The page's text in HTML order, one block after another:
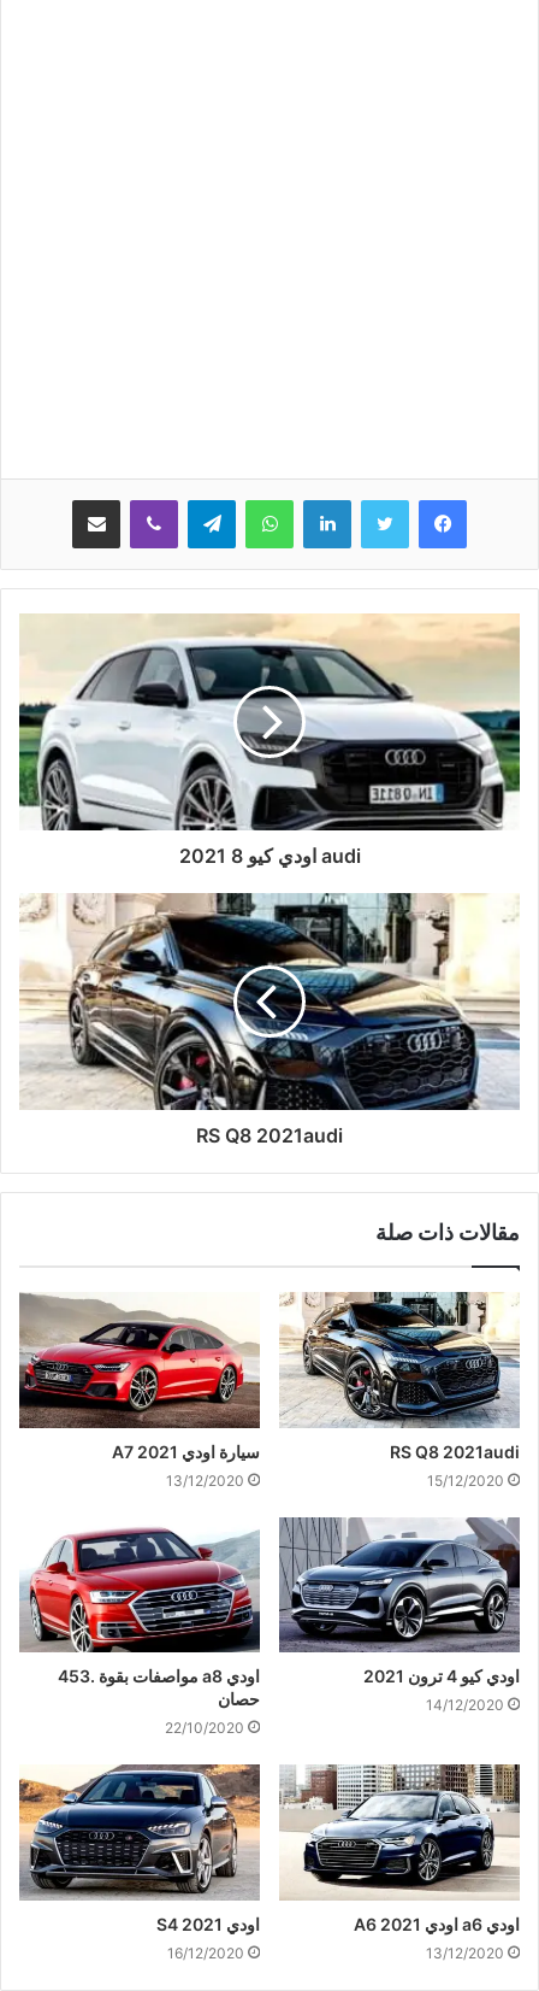
لينكدإن واتساب تيلقرام ڤايبر مشاركة عبر البريد
audi اودي كيو 8 2021
RS Q8 2021audi
مقالات ذات صلة
RS Q8 2021audi
15/12/2020
سيارة اودي A7 2021
13/12/2020
اودي كيو 4 ترون 2021
14/12/2020
اودي a8 مواصفات بقوة .453
حصان
22/10/2020
اودي a6 اودي A6 2021
13/12/2020
اودي S4 2021
16/12/2020